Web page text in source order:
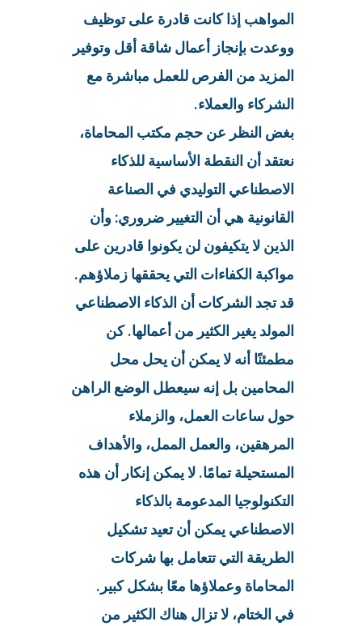
المواهب إذا كانت قادرة على توظيف
ووعدت بإنجاز أعمال شاقة أقل وتوفير
المزيد من الفرص للعمل مباشرة مع
الشركاء والعملاء.
بغض النظر عن حجم مكتب المحاماة،
نعتقد أن النقطة الأساسية للذكاء
الاصطناعي التوليدي في الصناعة
القانونية هي أن التغيير ضروري: وأن
الذين لا يتكيفون لن يكونوا قادرين على
مواكبة الكفاءات التي يحققها زملاؤهم.
قد تجد الشركات أن الذكاء الاصطناعي
المولد يغير الكثير من أعمالها. كن
مطمئنًا أنه لا يمكن أن يحل محل
المحامين بل إنه سيعطل الوضع الراهن
حول ساعات العمل، والزملاء
المرهقين، والعمل الممل، والأهداف
المستحيلة تمامًا. لا يمكن إنكار أن هذه
التكنولوجيا المدعومة بالذكاء
الاصطناعي يمكن أن تعيد تشكيل
الطريقة التي تتعامل بها شركات
المحاماة وعملاؤها معًا بشكل كبير.
في الختام، لا تزال هناك الكثير من